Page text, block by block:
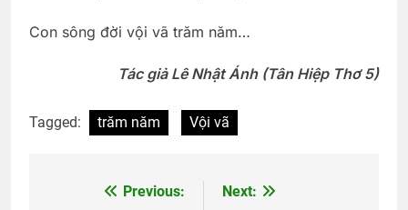
Con sông đời vội vã trăm năm…
Tác giả Lê Nhật Ánh (Tân Hiệp Thơ 5)
Tagged: trăm năm Vội vã
Previous:
Next: